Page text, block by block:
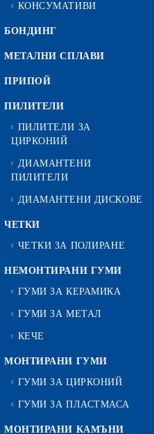
КОНСУМАТИВИ
БОНДИНГ
МЕТАЛНИ СПЛАВИ
ПРИПОЙ
ПИЛИТЕЛИ
ПИЛИТЕЛИ ЗА
ЦИРКОНИЙ
ДИАМАНТЕНИ
ПИЛИТЕЛИ
ДИАМАНТЕНИ ДИСКОВЕ
ЧЕТКИ
ЧЕТКИ ЗА ПОЛИРАНЕ
НЕМОНТИРАНИ ГУМИ
ГУМИ ЗА КЕРАМИКА
ГУМИ ЗА МЕТАЛ
КЕЧЕ
МОНТИРАНИ ГУМИ
ГУМИ ЗА ЦИРКОНИЙ
ГУМИ ЗА ПЛАСТМАСА
МОНТИРАНИ КАМЪНИ